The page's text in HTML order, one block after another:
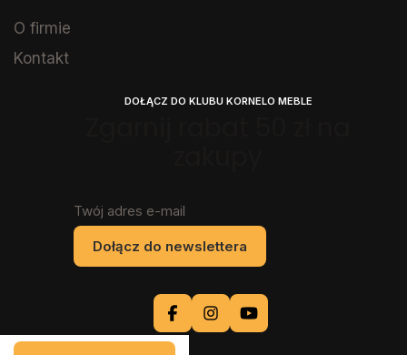
O firmie
Kontakt
DOŁĄCZ DO KLUBU KORNELO MEBLE
Twój adres e-mail
Dołącz do newslettera